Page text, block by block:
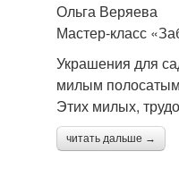
Ольга Веряева
Мастер-класс
Украшения для
милым полосатым
Этих милых,
читать дальше →